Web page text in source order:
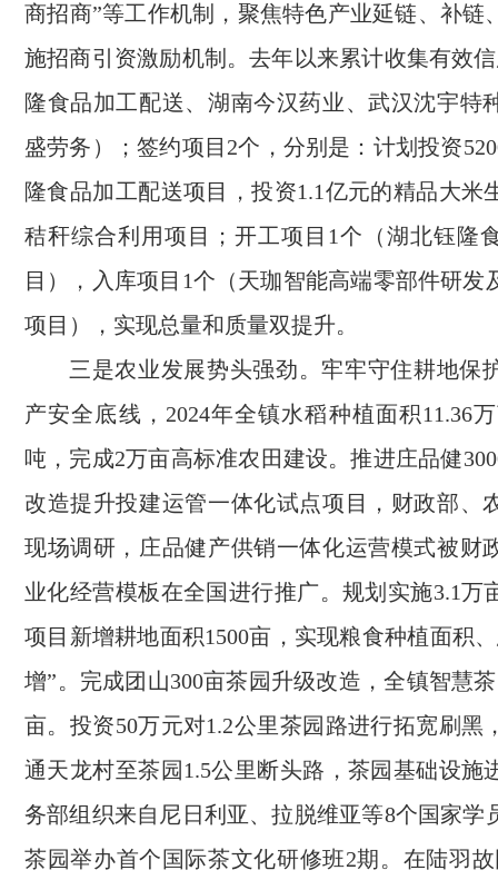
商招商”等工作机制，聚焦特色产业延链、补链
施招商引资激励机制。去年以来累计收集有效
隆食品加工配送、湖南今汉药业、武汉沈宇特
盛劳务）；签约项目2个，分别是：计划投资
隆食品加工配送项目，投资1.1亿元的精品大米
秸秆综合利用项目；开工项目1个（湖北钰隆
目），入库项目1个（天珈智能高端零部件研发
项目），实现总量和质量双提升。
三是农业发展势头强劲。牢牢守住耕地保
产安全底线，2024年全镇水稻种植面积11.36
吨，完成2万亩高标准农田建设。推进庄品健
改造提升投建运管一体化试点项目，财政部、
现场调研，庄品健产供销一体化运营模式被财
业化经营模板在全国进行推广。规划实施3.1万
项目新增耕地面积1500亩，实现粮食种植面积
增”。完成团山300亩茶园升级改造，全镇智慧
亩。投资50万元对1.2公里茶园路进行拓宽刷黑
通天龙村至茶园1.5公里断头路，茶园基础设施
务部组织来自尼日利亚、拉脱维亚等8个国家学
茶园举办首个国际茶文化研修班2期。在陆羽